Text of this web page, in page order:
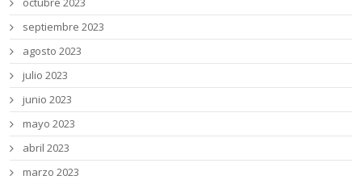
septiembre 2023
agosto 2023
julio 2023
junio 2023
mayo 2023
abril 2023
marzo 2023